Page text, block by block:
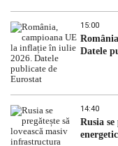
15:00
Datele
14:40
Rusia